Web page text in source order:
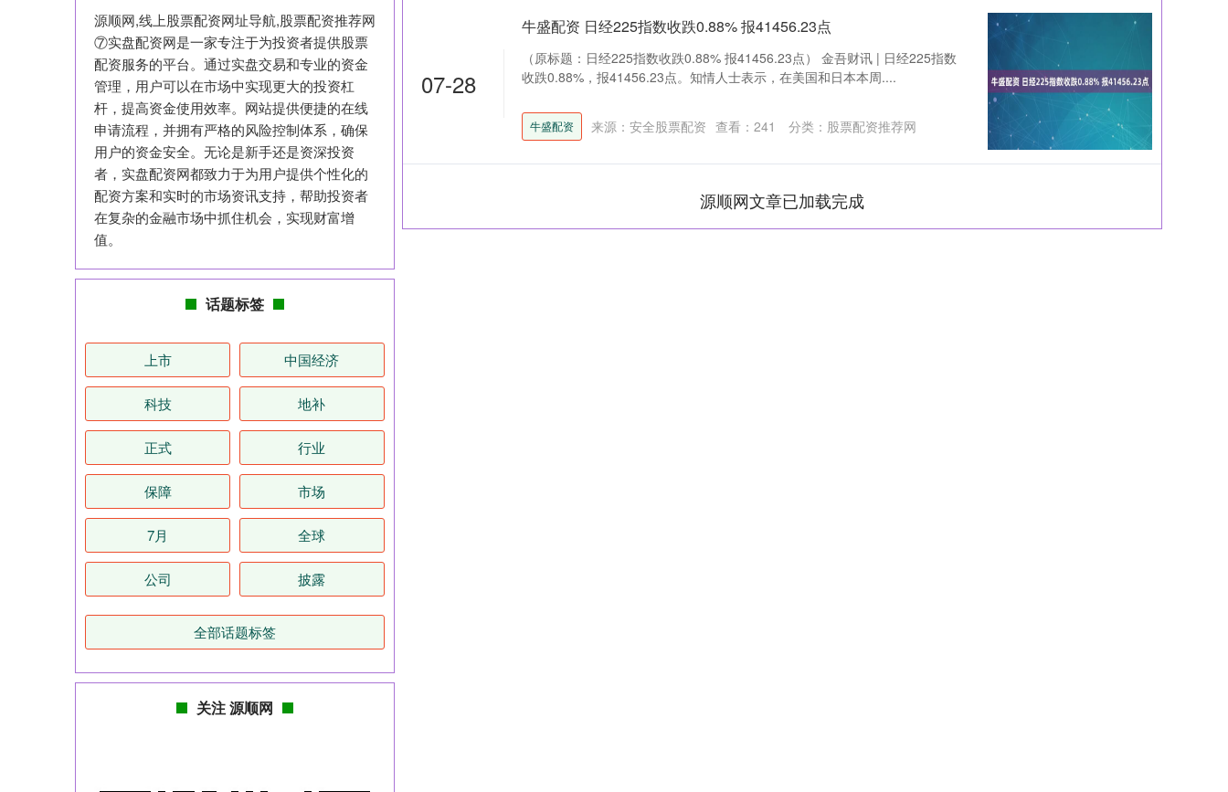
07-28
牛盛配资 日经225指数收跌0.88% 报41456.23点
（原标题：日经225指数收跌0.88% 报41456.23点） 金吾财讯 | 日经225指数
收跌0.88%，报41456.23点。知情人士表示，在美国和日本本周....
牛盛配资 来源：安全股票配资 查看： 241 分类： 股票配资推荐网
源顺网文章已加载完成
源顺网,线上股票配资网址导航,股票配资推荐网
⑦实盘配资网是一家专注于为投资者提供股票
配资服务的平台。通过实盘交易和专业的资金
管理，用户可以在市场中实现更大的投资杠
杆，提高资金使用效率。网站提供便捷的在线
申请流程，并拥有严格的风险控制体系，确保
用户的资金安全。无论是新手还是资深投资
者，实盘配资网都致力于为用户提供个性化的
配资方案和实时的市场资讯支持，帮助投资者
在复杂的金融市场中抓住机会，实现财富增
值。
话题标签
上市 中国经济
科技 地补
正式 行业
保障 市场
7月 全球
公司 披露
全部话题标签
关注 源顺网